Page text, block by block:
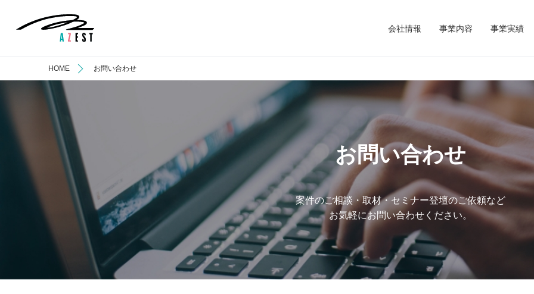
会社情報 事業内容 事業実績
HOME お問い合わせ
お問い合わせ
案件のご相談・取材・セミナー登壇のご依頼など
お気軽にお問い合わせください。